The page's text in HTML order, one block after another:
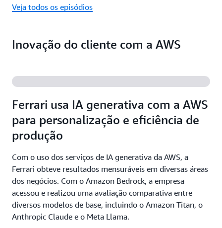
Veja todos os episódios
Inovação do cliente com a AWS
Ferrari usa IA generativa com a AWS
para personalização e eficiência de
produção
Com o uso dos serviços de IA generativa da AWS, a
Ferrari obteve resultados mensuráveis em diversas áreas
dos negócios. Com o Amazon Bedrock, a empresa
acessou e realizou uma avaliação comparativa entre
diversos modelos de base, incluindo o Amazon Titan, o
Anthropic Claude e o Meta Llama.